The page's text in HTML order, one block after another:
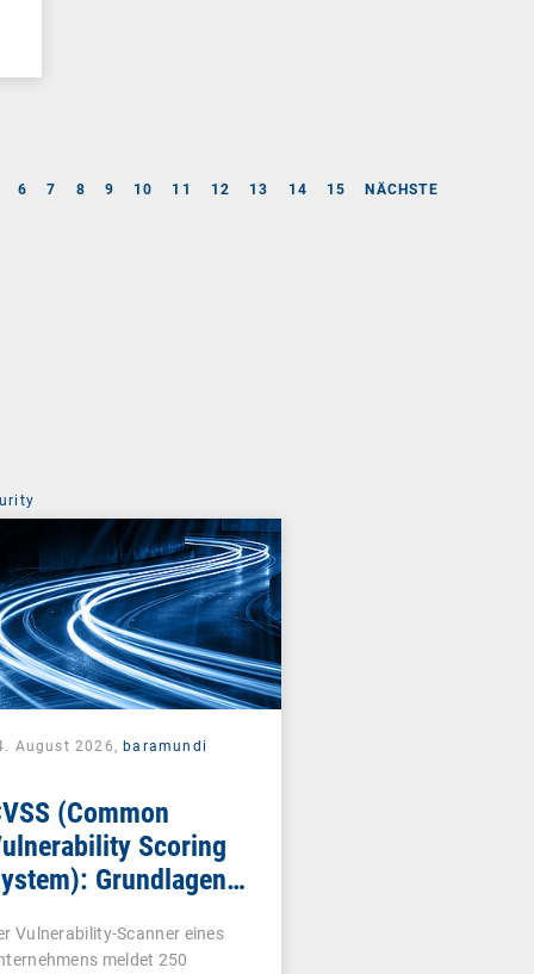
6 7 8 9 10 11 12 13 14 15 NÄCHSTE
August 2026,baramundi
(Common
Scoring
Grundlagen
Vulnerability-Scanner eines
meldet 250